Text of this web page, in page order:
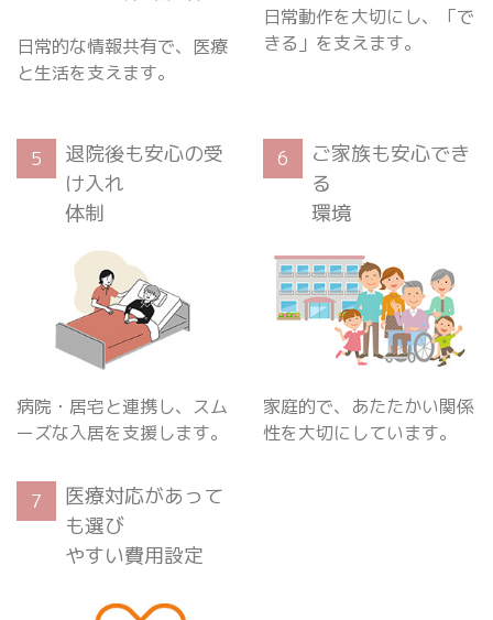
日常的な情報共有で、医療
と生活を支えます。
日常動作を大切にし、「で
きる」を支えます。
5
退院後も安心の受
け入れ
体制
病院・居宅と連携し、スム
ーズな入居を支援します。
6
ご家族も安心でき
る
環境
家庭的で、あたたかい関係
性を大切にしています。
7
医療対応があって
も選び
やすい費用設定